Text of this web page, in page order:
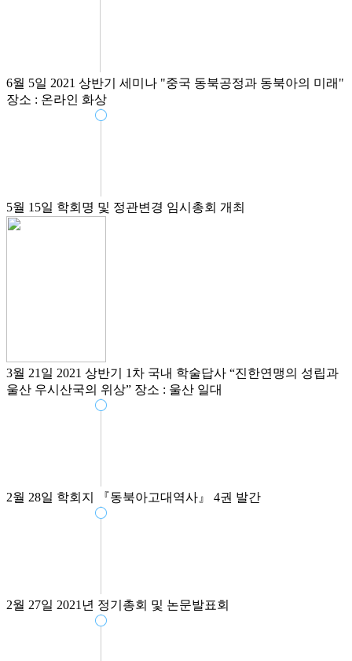
6월 5일 2021 상반기 세미나 "중국 동북공정과 동북아의 미래"
장소 : 온라인 화상
5월 15일 학회명 및 정관변경 임시총회 개최
3월 21일 2021 상반기 1차 국내 학술답사 “진한연맹의 성립과
울산 우시산국의 위상” 장소 : 울산 일대
2월 28일 학회지 『동북아고대역사』 4권 발간
2월 27일 2021년 정기총회 및 논문발표회